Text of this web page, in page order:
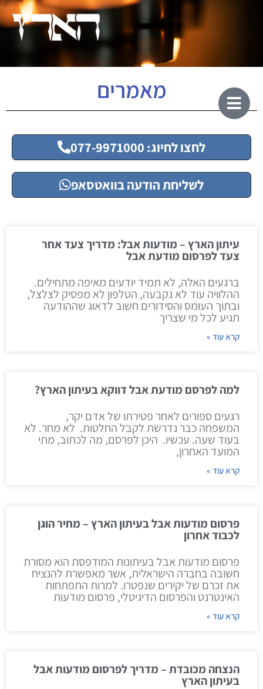
מאמרים
לחצו לחיוג: 077-9971000
לשליחת הודעה בוואטסאפ
עיתון הארץ – מודעות אבל: מדריך צעד אחר
צעד לפרסום מודעת אבל
ברגעים האלה, לא תמיד יודעים מאיפה מתחילים.
ההלוויה עוד לא נקבעה, הטלפון לא מפסיק לצלצל,
ובתוך העומס והסידורים חשוב לדאוג שההודעה
תגיע לכל מי שצריך
קרא עוד »
למה לפרסם מודעת אבל דווקא בעיתון הארץ?
רגעים ספורים לאחר פטירתו של אדם יקר,
המשפחה כבר נדרשת לקבל החלטות. לא מחר. לא
בעוד שעה. עכשיו. היכן לפרסם, מה לכתוב, מתי
המועד האחרון,
קרא עוד »
פרסום מודעות אבל בעיתון הארץ – מחיר הוגן
לכבוד אחרון
פרסום מודעות אבל בעיתונות המודפסת הוא מסורת
חשובה בחברה הישראלית, אשר מאפשרת להנציח
את זכרם של יקירים שנפטרו. למרות התפתחות
האינטרנט והפרסום הדיגיטלי, פרסום מודעות
קרא עוד »
הנצחה מכובדת – מדריך לפרסום מודעות אבל
בעיתון הארץ